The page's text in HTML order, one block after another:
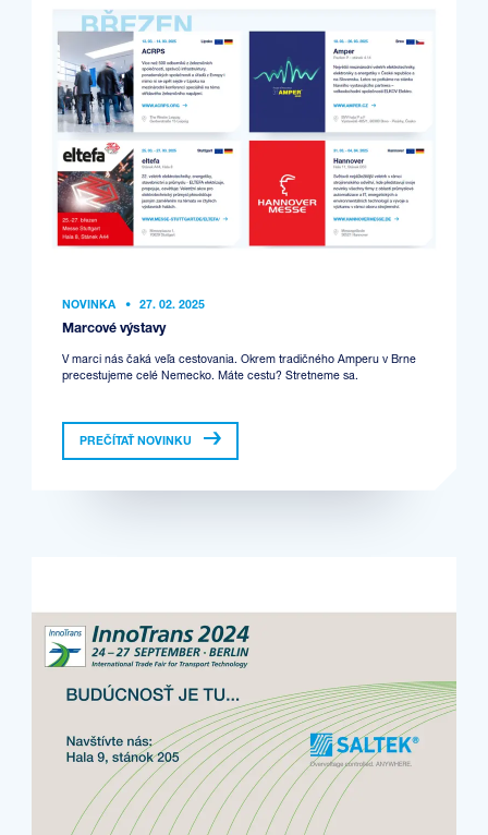
NOVINKA • 27. 02. 2025
Marcové výstavy
V marci nás čaká veľa cestovania. Okrem tradičného Amperu v Brne
precestujeme celé Nemecko. Máte cestu? Stretneme sa.
PREČÍTAŤ NOVINKU